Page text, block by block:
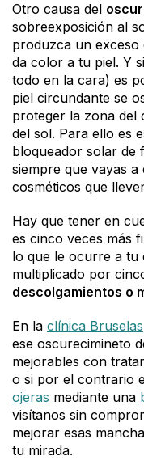
Otro causa del
sobreexposición al
produzca un exceso
da color a tu piel. Y
todo en la cara) es
piel circundante se
proteger la zona del
del sol. Para ello es
bloqueador solar de
siempre que vayas
cosméticos que
Hay que tener en
es cinco veces más
lo que le ocurre a tu
multiplicado por
descolgamientos o
En la clínica Bruselas
ese oscurecimineto
mejorables con
o si por el contrario
ojeras mediante una
visítanos sin
mejorar esas
tu mirada.